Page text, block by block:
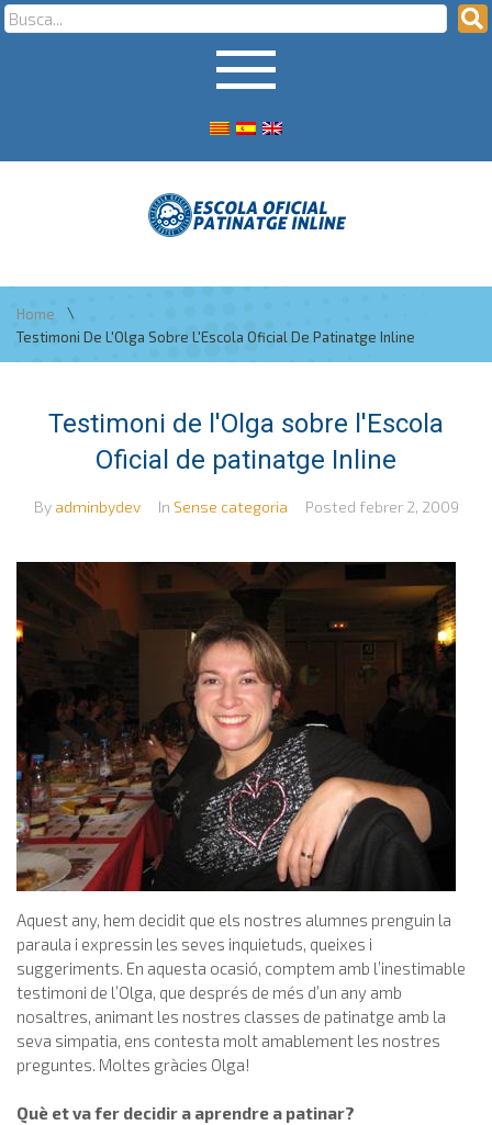
Home
\
Testimoni De L'Olga Sobre L'Escola Oficial De Patinatge Inline
Testimoni de l'Olga sobre l'Escola
Oficial de patinatge Inline
By adminbydev In Sense categoria Posted febrer 2, 2009
Aquest any, hem decidit que els nostres alumnes prenguin la
paraula i expressin les seves inquietuds, queixes i
suggeriments. En aquesta ocasió, comptem amb l’inestimable
testimoni de l’Olga, que després de més d’un any amb
nosaltres, animant les nostres classes de patinatge amb la
seva simpatia, ens contesta molt amablement les nostres
preguntes. Moltes gràcies Olga!
Què et va fer decidir a aprendre a patinar?